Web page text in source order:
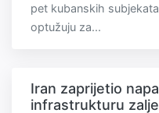
pet kubanskih
optužuju za...
Iran zaprijetio
infrastrukturu